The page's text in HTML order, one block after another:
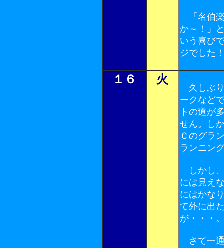
「名伯楽
か～！」
いう喜び
ジでした
１６ 火
久しぶり
ークなど
トの道が
せん。し
Ｃのグラ
ランニン
しかし、
には見え
にはかな
て外に出
が・・・
さて一通